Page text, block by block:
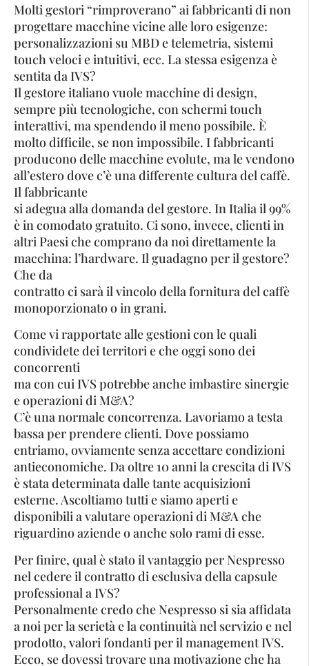
Molti gestori “rimproverano” ai fabbricanti di non
progettare macchine vicine alle loro esigenze:
personalizzazioni su MBD e telemetria, sistemi
touch veloci e intuitivi, ecc. La stessa esigenza è
sentita da IVS?
Il gestore italiano vuole macchine di design,
sempre più tecnologiche, con schermi touch
interattivi, ma spendendo il meno possibile. È
molto difficile, se non impossibile. I fabbricanti
producono delle macchine evolute, ma le vendono
all’estero dove c’è una differente cultura del caffè.
Il fabbricante
si adegua alla domanda del gestore. In Italia il 99%
è in comodato gratuito. Ci sono, invece, clienti in
altri Paesi che comprano da noi direttamente la
macchina: l’hardware. Il guadagno per il gestore?
Che da
contratto ci sarà il vincolo della fornitura del caffè
monoporzionato o in grani.
Come vi rapportate alle gestioni con le quali
condividete dei territori e che oggi sono dei
concorrenti
ma con cui IVS potrebbe anche imbastire sinergie
e operazioni di M&A?
C’è una normale concorrenza. Lavoriamo a testa
bassa per prendere clienti. Dove possiamo
entriamo, ovviamente senza accettare condizioni
antieconomiche. Da oltre 10 anni la crescita di IVS
è stata determinata dalle tante acquisizioni
esterne. Ascoltiamo tutti e siamo aperti e
disponibili a valutare operazioni di M&A che
riguardino aziende o anche solo rami di esse.
Per finire, qual è stato il vantaggio per Nespresso
nel cedere il contratto di esclusiva della capsule
professional a IVS?
Personalmente credo che Nespresso si sia affidata
a noi per la serietà e la continuità nel servizio e nel
prodotto, valori fondanti per il management IVS.
Ecco, se dovessi trovare una motivazione che ha